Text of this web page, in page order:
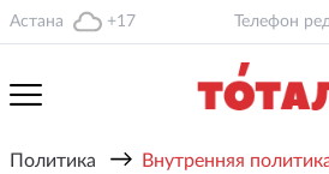
Астана +17 Телефон
Политика → Внутренняя